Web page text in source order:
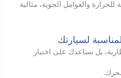
والعوامل الجوية، مثالية
لسيارتك
بل نساعدك على اختيار